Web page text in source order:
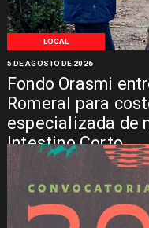
LOCAL
Fondo Orasmi
Romeral para
especializada de
Intestino Corto
5 DE AGOSTO DE 2026